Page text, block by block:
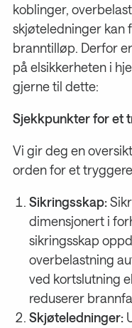
koblinger,
skjøteledninger kan
branntilløp. Derfor
på elsikkerheten i
gjerne til dette:
Sjekkpunkter for et
Vi gir deg en
orden for et
Sikringsskap:
dimensjonert i
sikringsskap
overbelastning
ved kortslutning
reduserer
Skjøteledninger: